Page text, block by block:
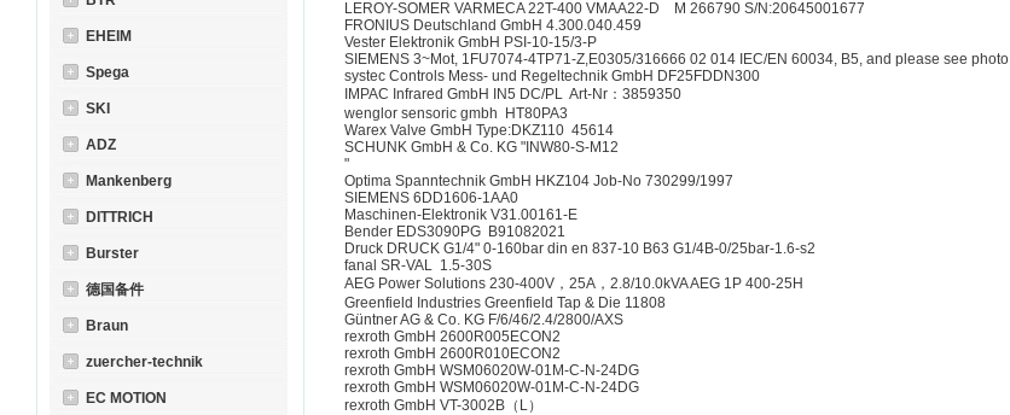
EHEIM
Spega
SKI
ADZ
Mankenberg
DITTRICH
Burster
德国备件
Braun
zuercher-technik
EC MOTION
LEROY-SOMER VARMECA 22T-400 VMAA22-D M 266790 S/N:20645001677
FRONIUS Deutschland GmbH 4.300.040.459
Vester Elektronik GmbH PSI-10-15/3-P
SIEMENS 3~Mot, 1FU7074-4TP71-Z,E0305/316666 02 014 IEC/EN 60034, B5, and please see photo
systec Controls Mess- und Regeltechnik GmbH DF25FDDN300
IMPAC Infrared GmbH IN5 DC/PL Art-Nr：3859350
wenglor sensoric gmbh HT80PA3
Warex Valve GmbH Type:DKZ110 45614
SCHUNK GmbH & Co. KG "INW80-S-M12
"
Optima Spanntechnik GmbH HKZ104 Job-No 730299/1997
SIEMENS 6DD1606-1AA0
Maschinen-Elektronik V31.00161-E
Bender EDS3090PG B91082021
Druck DRUCK G1/4" 0-160bar din en 837-10 B63 G1/4B-0/25bar-1.6-s2
fanal SR-VAL 1.5-30S
AEG Power Solutions 230-400V，25A，2.8/10.0kVA AEG 1P 400-25H
Greenfield Industries Greenfield Tap & Die 11808
Güntner AG & Co. KG F/6/46/2.4/2800/AXS
rexroth GmbH 2600R005ECON2
rexroth GmbH 2600R010ECON2
rexroth GmbH WSM06020W-01M-C-N-24DG
rexroth GmbH WSM06020W-01M-C-N-24DG
rexroth GmbH VT-3002B（L）